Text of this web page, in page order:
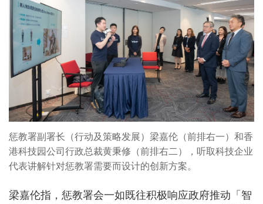
惩教署副署长（行动及策略发展）梁嘉伦（前排右一）和香
港科技园公司行政总裁黄秉修（前排右二），听取科技企业
代表讲解针对惩教署需要而设计的创新方案。
梁嘉伦指，惩教署会一如既往积极响应政府推动「智